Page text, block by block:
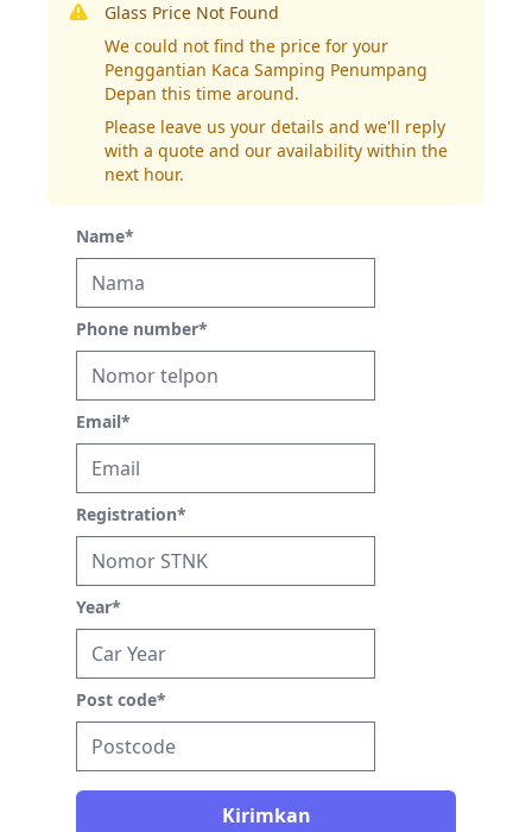
Glass Price Not Found
We could not find the price for your
Penggantian Kaca Samping Penumpang
Depan this time around.
Please leave us your details and we'll reply
with a quote and our availability within the
next hour.
Name*
Phone number*
Email*
Registration*
Year*
Post code*
Kirimkan